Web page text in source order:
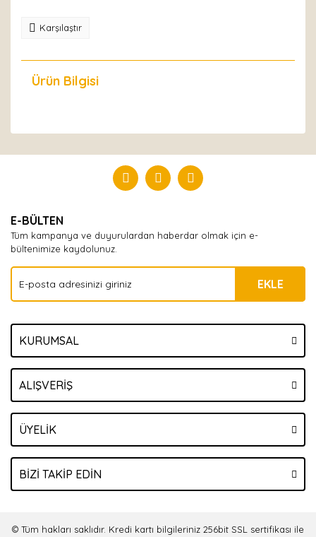
Karşılaştır
Ürün Bilgisi
Yorum Yaz
E-BÜLTEN
Tüm kampanya ve duyurulardan haberdar olmak için e-
bültenimize kaydolunuz.
EKLE
KURUMSAL
ALIŞVERİŞ
ÜYELİK
BİZİ TAKİP EDİN
© Tüm hakları saklıdır. Kredi kartı bilgileriniz 256bit SSL sertifikası ile